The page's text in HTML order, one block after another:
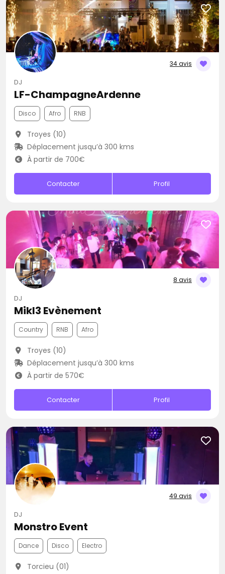
34 avis
DJ
LF-ChampagneArdenne
Disco Afro RNB
Troyes (10)
Déplacement jusqu’à 300 kms
À partir de 700€
Contacter Profil
8 avis
DJ
Mikl3 Evènement
Country RNB Afro
Troyes (10)
Déplacement jusqu’à 300 kms
À partir de 570€
Contacter Profil
49 avis
DJ
Monstro Event
Dance Disco Electro
Torcieu (01)